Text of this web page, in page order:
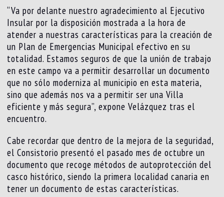
“Va por delante nuestro agradecimiento al Ejecutivo
Insular por la disposición mostrada a la hora de
atender a nuestras características para la creación de
un Plan de Emergencias Municipal efectivo en su
totalidad. Estamos seguros de que la unión de trabajo
en este campo va a permitir desarrollar un documento
que no sólo moderniza al municipio en esta materia,
sino que además nos va a permitir ser una Villa
eficiente y más segura”, expone Velázquez tras el
encuentro.
Cabe recordar que dentro de la mejora de la seguridad,
el Consistorio presentó el pasado mes de octubre un
documento que recoge métodos de autoprotección del
casco histórico, siendo la primera localidad canaria en
tener un documento de estas características.